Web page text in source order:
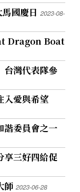
國慶日2023-08-
Dragon Boat
灣代表隊參
愛與希望
委員會之一
三好四給促
師2023-06-28